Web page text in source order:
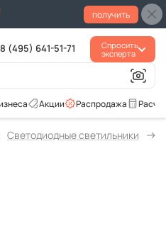
получить
8 (495) 641-51-71
Спросить
эксперта
Распродажа
Акции
Светодиодные светильники